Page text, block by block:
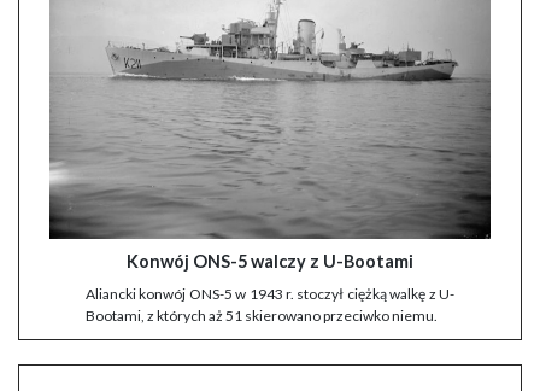
Konwój ONS-5 walczy z U-Bootami
Aliancki konwój ONS-5 w 1943 r. stoczył ciężką walkę z U-
Bootami, z których aż 51 skierowano przeciwko niemu.